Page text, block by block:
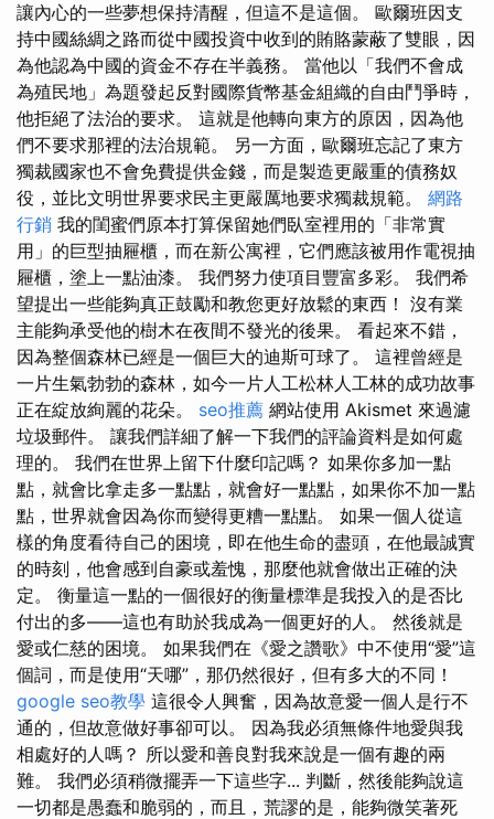
讓內心的一些夢想保持清醒，但這不是這個。 歐爾班因支
持中國絲綢之路而從中國投資中收到的賄賂蒙蔽了雙眼，因
為他認為中國的資金不存在半義務。 當他以「我們不會成
為殖民地」為題發起反對國際貨幣基金組織的自由鬥爭時，
他拒絕了法治的要求。 這就是他轉向東方的原因，因為他
們不要求那裡的法治規範。 另一方面，歐爾班忘記了東方
獨裁國家也不會免費提供金錢，而是製造更嚴重的債務奴
役，並比文明世界要求民主更嚴厲地要求獨裁規範。 網路
行銷 我的閨蜜們原本打算保留她們臥室裡用的「非常實
用」的巨型抽屜櫃，而在新公寓裡，它們應該被用作電視抽
屜櫃，塗上一點油漆。 我們努力使項目豐富多彩。 我們希
望提出一些能夠真正鼓勵和教您更好放鬆的東西！ 沒有業
主能夠承受他的樹木在夜間不發光的後果。 看起來不錯，
因為整個森林已經是一個巨大的迪斯可球了。 這裡曾經是
一片生氣勃勃的森林，如今一片人工松林人工林的成功故事
正在綻放絢麗的花朵。 seo推薦 網站使用 Akismet 來過濾
垃圾郵件。 讓我們詳細了解一下我們的評論資料是如何處
理的。 我們在世界上留下什麼印記嗎？ 如果你多加一點
點，就會比拿走多一點點，就會好一點點，如果你不加一點
點，世界就會因為你而變得更糟一點點。 如果一個人從這
樣的角度看待自己的困境，即在他生命的盡頭，在他最誠實
的時刻，他會感到自豪或羞愧，那麼他就會做出正確的決
定。 衡量這一點的一個很好的衡量標準是我投入的是否比
付出的多——這也有助於我成為一個更好的人。 然後就是
愛或仁慈的困境。 如果我們在《愛之讚歌》中不使用“愛”這
個詞，而是使用“天哪”，那仍然很好，但有多大的不同！
google seo教學 這很令人興奮，因為故意愛一個人是行不
通的，但故意做好事卻可以。 因為我必須無條件地愛與我
相處好的人嗎？ 所以愛和善良對我來說是一個有趣的兩
難。 我們必須稍微擺弄一下這些字... 判斷，然後能夠說這
一切都是愚蠢和脆弱的，而且，荒謬的是，能夠微笑著死